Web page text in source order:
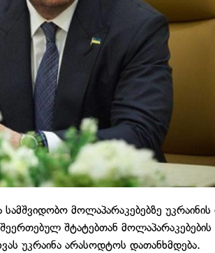
მოლაპარაკებებზე
შტატებთან
უკრაინა არასოდტოს დათანხმდება.